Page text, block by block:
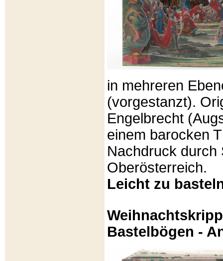
in mehreren
(vorgestanzt).
Engelbrecht
einem barocken
Nachdruck durch
Oberösterreich.
Leicht zu
Bastelbögen -